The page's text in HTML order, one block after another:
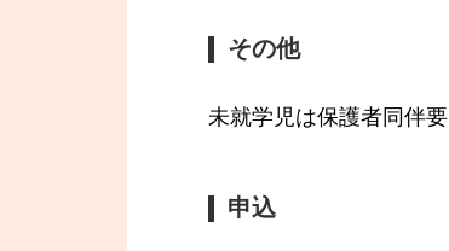
その他
未就学児は保護者同伴要
申込